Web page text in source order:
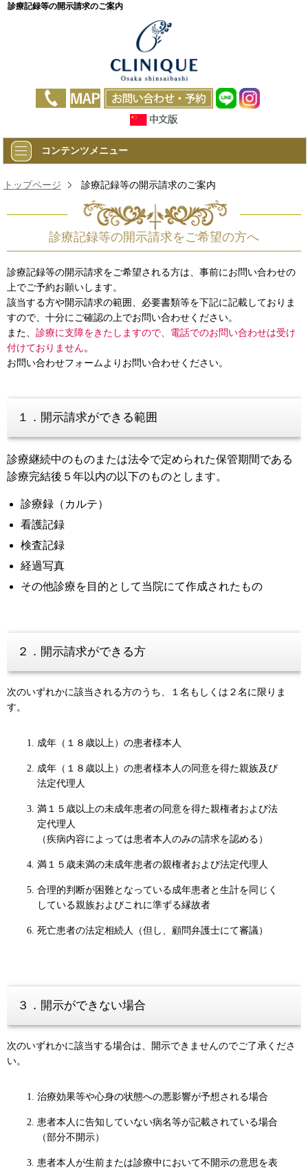
診療記録等の開示請求のご案内
コンテンツメニュー
トップページ 診療記録等の開示請求のご案内
診療記録等の開示請求をご希望の方へ
診療記録等の開示請求をご希望される方は、事前にお問い合わせの
上でご予約お願いします。
該当する方や開示請求の範囲、必要書類等を下記に記載しておりま
すので、十分にご確認の上でお問い合わせください。
また、 診療に支障をきたしますので、電話でのお問い合わせは受け
付けておりません。
お問い合わせフォームよりお問い合わせください。
１．開示請求ができる範囲
診療継続中のものまたは法令で定められた保管期間である
診療完結後５年以内の以下のものとします。
診療録（カルテ）
看護記録
検査記録
経過写真
その他診療を目的として当院にて作成されたもの
２．開示請求ができる方
次のいずれかに該当される方のうち、１名もしくは２名に限りま
す。
成年（１８歳以上）の患者様本人
成年（１８歳以上）の患者様本人の同意を得た親族及び
法定代理人
満１５歳以上の未成年患者の同意を得た親権者および法
定代理人
（疾病内容によっては患者本人のみの請求を認める）
満１５歳未満の未成年患者の親権者および法定代理人
合理的判断が困難となっている成年患者と生計を同じく
している親族およびこれに準ずる縁故者
死亡患者の法定相続人（但し、顧問弁護士にて審議）
３．開示ができない場合
次のいずれかに該当する場合は、開示できませんのでご了承くださ
い。
治療効果等や心身の状態への悪影響が予想される場合
患者本人に告知していない病名等が記載されている場合
（部分不開示）
患者本人が生前または診療中において不開示の意思を表